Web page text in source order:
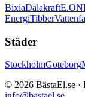
BixiaDalakraftE.ON
EnergiTibber
Städer
StockholmGöteborg
© 2026 BästaEl.se